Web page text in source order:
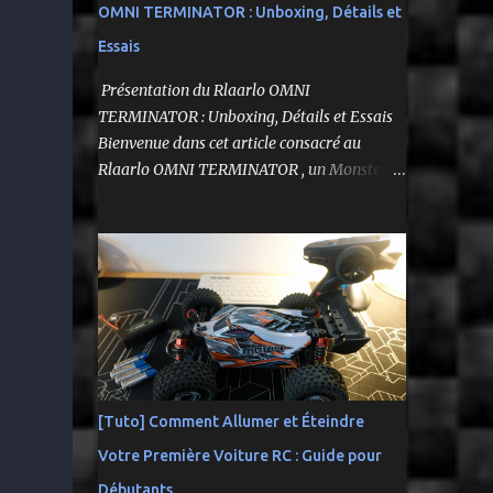
OMNI TERMINATOR : Unboxing, Détails et
Essais
Présentation du Rlaarlo OMNI
TERMINATOR : Unboxing, Détails et Essais
Bienvenue dans cet article consacré au
Rlaarlo OMNI TERMINATOR , un Monster
ses caractéristiques détaillées, les essais
pratiques, et bien sûr, une conclusion sur ses
performances et sa valeur. Ce modèle se
distingue par son prix attractif et ses
fonctionnalités intéressantes, et nous allons
examiner tout cela en profondeur. ---------
-------------------------------- Lien
affilié Aliexpress 👉​
https://s.click.aliexpress.com/e/_c3IM84VZ --
---------------------------------------
[Tuto] Comment Allumer et Éteindre
Votre Première Voiture RC : Guide pour